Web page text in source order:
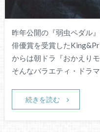
昨年公開の『弱虫ペダル
俳優賞を受賞した
からは朝ドラ『おかえり
そんなバラエティ・ドラ
続きを読む